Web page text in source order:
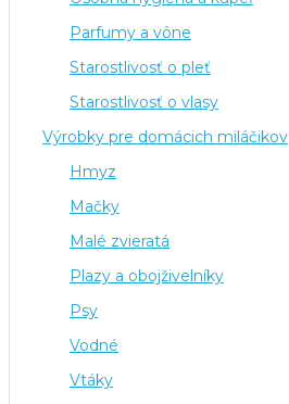
Parfumy a vône
Starostlivosť o pleť
Starostlivosť o vlasy
Výrobky pre domácich miláčikov
Hmyz
Mačky
Malé zvieratá
Plazy a obojživelníky
Psy
Vodné
Vtáky